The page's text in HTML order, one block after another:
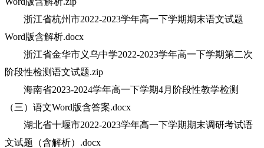
浙江省杭州市2022-2023学年高一下学期期末语文试题
Word版含解析.docx
浙江省金华市义乌中学2022-2023学年高一下学期第二次
阶段性检测语文试题.zip
海南省2023-2024学年高一下学期4月阶段性教学检测
（三）语文Word版含答案.docx
湖北省十堰市2022-2023学年高一下学期期末调研考试语
文试题（含解析）.docx